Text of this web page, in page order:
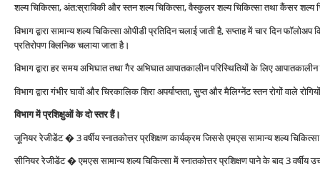
शल्‍य चिकित्‍सा, अंत:स्राविकी और स्‍तन शल्‍य चिकित्‍सा, वैस्‍कुलर शल्‍य चिकित्‍सा तथा कैंसर शल्‍य
विभाग द्वारा सामान्‍य शल्‍य चिकित्‍सा ओपीडी प्रतिदिन चलाई जाती है, सप्‍ताह में चार दिन
प्रतिरोपण क्लिनिक चलाया जाता है।
विभाग द्वारा हर समय अभिघात तथा गैर अभिघात आपातकालीन परिस्थितियों के लिए
विभाग द्वारा गंभीर घावों और चिरकालिक शिरा अपर्याप्‍तता, सुप्‍त और मैलिग्‍नेंट स्‍तन रोगों वाले
विभाग में प्रशिक्षुओं के दो स्‍तर हैं।
जूनियर रेजीडेंट � 3 वर्षीय स्‍नातकोत्तर प्रशिक्षण कार्यक्रम जिससे एमएस सामान्‍य शल्‍य
सीनियर रेजीडेंट � एमएस सामान्‍य शल्‍य चिकित्‍सा में स्‍नातकोत्तर प्रशिक्षण पाने के बाद 3 वर्षीय